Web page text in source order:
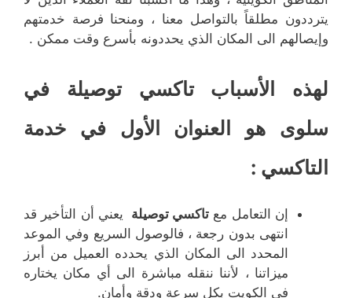
يترددون مطلقاً بالتواصل معنا ، ومنحنا فرصة خدمتهم
وإيصالهم الى المكان الذي يحددونه بأسرع وقت ممكن .
لهذه الأسباب تاكسي توصيلة في
سلوى هو العنوان الأول في خدمة
التاكسي :
إن التعامل مع تاكسي توصيلة يعني أن التأخير قد
انتهى بدون رجعة ، فالوصول السريع وفي الموعد
المحدد الى المكان الذي يحدده العميل من أبرز
ميزاتنا ، لأننا ننقله مباشرة الى أي مكان يختاره
في الكويت بكل سرعة ودقة وأمان.